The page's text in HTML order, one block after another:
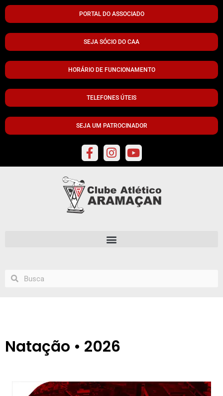
PORTAL DO ASSOCIADO
SEJA SÓCIO DO CAA
HORÁRIO DE FUNCIONAMENTO
TELEFONES ÚTEIS
SEJA UM PATROCINADOR
Natação • 2026